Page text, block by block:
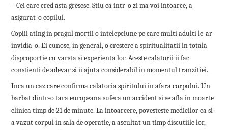
– Cei care cred asta gresesc. Stiu ca intr-o zi ma voi intoarce, a
asigurat-o copilul.
Copiii ating in pragul mortii o intelepciune pe care multi adulti le-ar
invidia-o. Ei cunosc, in general, o crestere a spiritualitatii in totala
disproportie cu varsta si experienta lor. Aceste calatorii ii fac
constienti de adevar si ii ajuta considerabil in momentul tranzitiei.
Inca un caz care confirma calatoria spiritului in afara corpului. Un
barbat dintr-o tara europeana sufera un accident si se afla in moarte
clinica timp de 21 de minute. La intoarcere, povesteste medicilor ca si-
a vazut corpul in sala de operatie, a ascultat un timp discutiile lor,